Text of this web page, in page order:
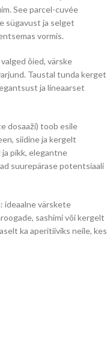
See parcel-cuvée
sügavust ja selget
vormis.
õied, värske
Taustal tunda kerget
ja lineaarset
dosaaži) toob esile
siidine ja kergelt
ja pikk, elegantne
suurepärase potentsiaali
ideaalne värskete
sashimi või kergelt
ka aperitiiviks neile, kes